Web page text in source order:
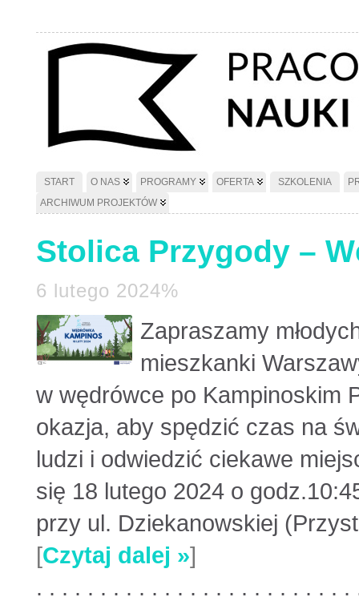
START O NAS PROGRAMY OFERTA SZKOLENIA
ARCHIWUM PROJEKTÓW
Stolica Przygody –
6 lutego 2024%
Zapraszamy
mieszkanki
w wędrówce po Kampinoskim
okazja, aby spędzić czas na
ludzi i odwiedzić ciekawe
się 18 lutego 2024 o
przy ul. Dziekanowskiej
[Czytaj dalej »]
. . . . . . . . . . . . . . . . . . . . . . . .